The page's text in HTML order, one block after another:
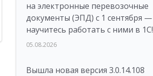
на электронные перевозочные
документы (ЭПД) с 1 сентября —
научитесь работать с ними в 1С!
05.08.2026
Вышла новая версия 3.0.14.108